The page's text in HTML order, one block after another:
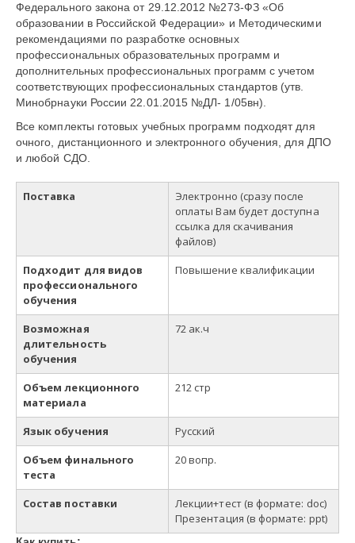
Федерального закона от 29.12.2012 №273-ФЗ «Об
образовании в Российской Федерации» и Методическими
рекомендациями по разработке основных
профессиональных образовательных программ и
дополнительных профессиональных программ с учетом
соответствующих профессиональных стандартов (утв.
Минобрнауки России 22.01.2015 №ДЛ- 1/05вн).
Все комплекты готовых учебных программ подходят для
очного, дистанционного и электронного обучения, для ДПО
и любой СДО.
Поставка
Электронно (сразу после
оплаты Вам будет доступна
ссылка для скачивания
файлов)
Подходит для видов
профессионального
обучения
Повышение квалификации
Возможная
длительность
обучения
72 ак.ч
Объем лекционного
материала
212 стр
Язык обучения
Русский
Объем финального
теста
20 вопр.
Состав поставки Лекции+тест (в формате: doc)
Презентация (в формате: ppt)